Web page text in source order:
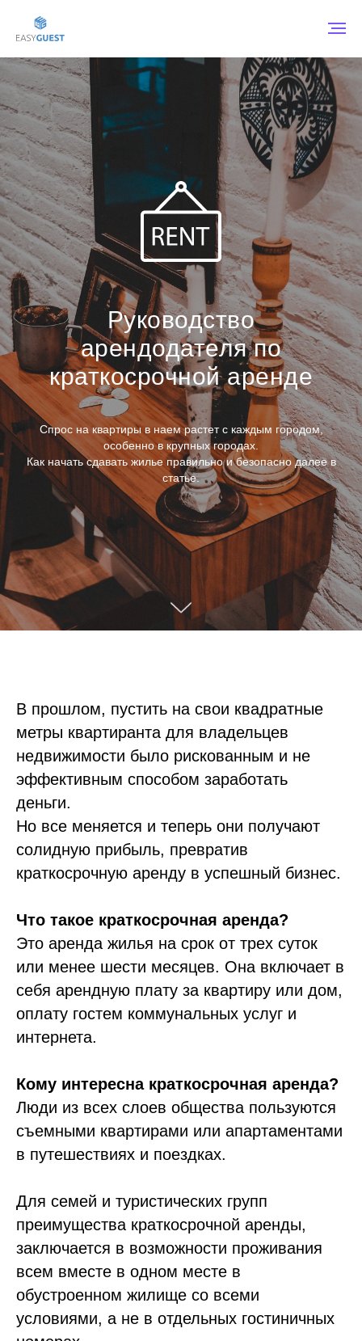
Руководство
арендодателя по
краткосрочной аренде
Спрос на квартиры в наем растет с каждым городом,
особенно в крупных городах.
Как начать сдавать жилье правильно и безопасно далее в
статье.
В прошлом, пустить на свои квадратные
метры квартиранта для владельцев
недвижимости было рискованным и не
эффективным способом заработать
деньги.
Но все меняется и теперь они получают
солидную прибыль, превратив
краткосрочную аренду в успешный бизнес.
Что такое краткосрочная аренда?
Это аренда жилья на срок от трех суток
или менее шести месяцев. Она включает в
себя арендную плату за квартиру или дом,
оплату гостем коммунальных услуг и
интернета.
Кому интересна краткосрочная аренда?
Люди из всех слоев общества пользуются
съемными квартирами или апартаментами
в путешествиях и поездках.
Для семей и туристических групп
преимущества краткосрочной аренды,
заключается в возможности проживания
всем вместе в одном месте в
обустроенном жилище со всеми
условиями, а не в отдельных гостиничных